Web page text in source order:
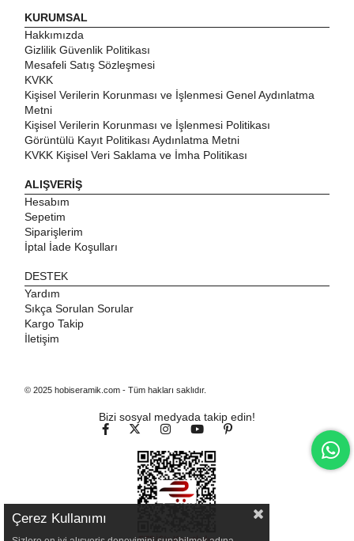
KURUMSAL
Hakkımızda
Gizlilik Güvenlik Politikası
Mesafeli Satış Sözleşmesi
KVKK
Kişisel Verilerin Korunması ve İşlenmesi Genel Aydınlatma
Metni
Kişisel Verilerin Korunması ve İşlenmesi Politikası
Görüntülü Kayıt Politikası Aydınlatma Metni
KVKK Kişisel Veri Saklama ve İmha Politikası
ALIŞVERİŞ
Hesabım
Sepetim
Siparişlerim
İptal İade Koşulları
DESTEK
Yardım
Sıkça Sorulan Sorular
Kargo Takip
İletişim
© 2025 hobiseramik.com - Tüm hakları saklıdır.
Bizi sosyal medyada takip edin!
Çerez Kullanımı